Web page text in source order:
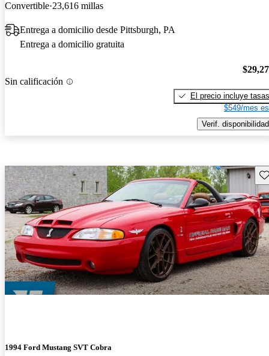
Convertible 23,616 millas
Entrega a domicilio desde Pittsburgh, PA
Entrega a domicilio gratuita
Sin calificación
El precio incluye tasas
$549/mes
Verif. disponibilidad
1994 Ford Mustang SVT Cobra